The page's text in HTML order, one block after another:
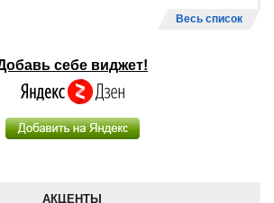
Весь список
себе виджет!
АКЦЕНТЫ